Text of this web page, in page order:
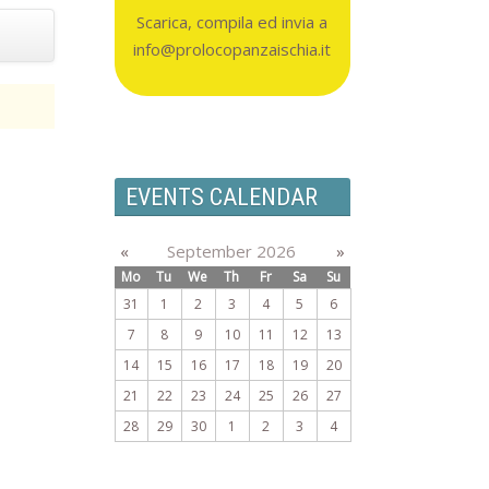
Scarica, compila ed invia a
info@prolocopanzaischia.it
EVENTS CALENDAR
« September 2026 »
Mo Tu We Th Fr Sa
Su
31
1 2 3 4 5
6
7
8 9 10 11 12
13
14
15 16 17 18 19
20
21
22 23 24 25 26
27
28
29 30 1 2 3 4